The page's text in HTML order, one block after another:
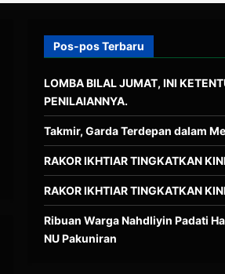
Pos-pos Terbaru
LOMBA BILAL JUMAT, INI
PENILAIANNYA.
Takmir, Garda Terdepan dalam
RAKOR IKHTIAR TINGKATKAN
RAKOR IKHTIAR TINGKATKAN
Ribuan Warga Nahdliyin Padati
NU Pakuniran